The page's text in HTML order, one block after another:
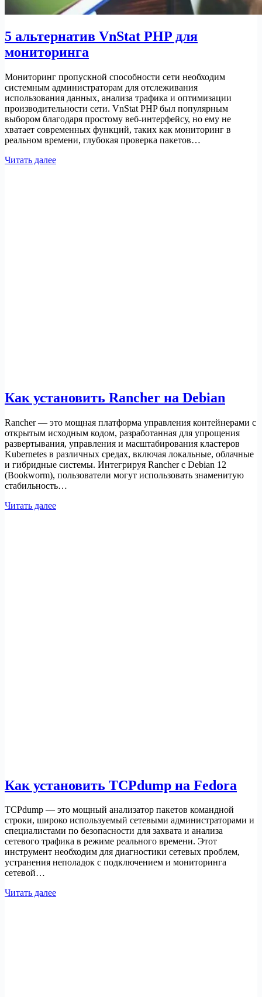
5 альтернатив VnStat PHP для
мониторинга
Мониторинг пропускной способности сети необходим
системным администраторам для отслеживания
использования данных, анализа трафика и оптимизации
производительности сети. VnStat PHP был популярным
выбором благодаря простому веб-интерфейсу, но ему не
хватает современных функций, таких как мониторинг в
реальном времени, глубокая проверка пакетов…
Читать далее5
Как установить Rancher на Debian
Rancher — это мощная платформа управления контейнерами с
открытым исходным кодом, разработанная для упрощения
развертывания, управления и масштабирования кластеров
Kubernetes в различных средах, включая локальные, облачные
и гибридные системы. Интегрируя Rancher с Debian 12
(Bookworm), пользователи могут использовать знаменитую
стабильность…
Читать далееКак
Как установить TCPdump на Fedora
TCPdump — это мощный анализатор пакетов командной
строки, широко используемый сетевыми администраторами и
специалистами по безопасности для захвата и анализа
сетевого трафика в режиме реального времени. Этот
инструмент необходим для диагностики сетевых проблем,
устранения неполадок с подключением и мониторинга
сетевой…
Читать далееКак